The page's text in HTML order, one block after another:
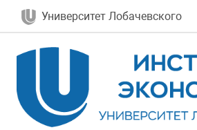
Университет Лобачевского